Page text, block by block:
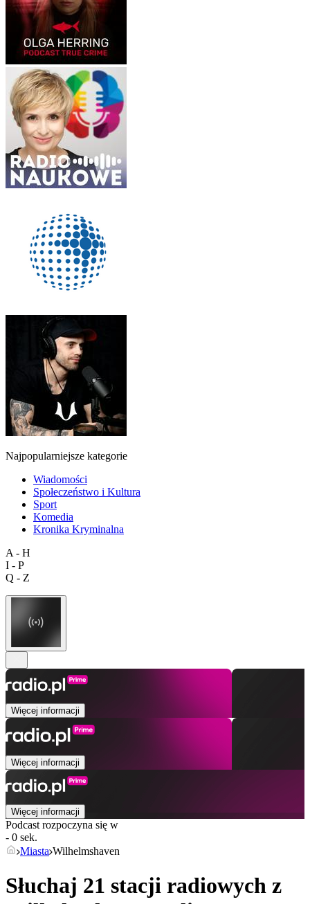
Najpopularniejsze kategorie
Wiadomości
Społeczeństwo i Kultura
Sport
Komedia
Kronika Kryminalna
A - H
I - P
Q - Z
Więcej informacji
Więcej informacji
Więcej informacji
Podcast rozpoczyna się w
- 0 sek.
Miasta Wilhelmshaven
Słuchaj 21 stacji radiowych z